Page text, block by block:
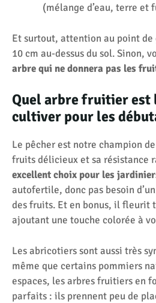
(mélange d’eau, terre et
Et surtout, attention au point
10 cm au-dessus du sol. Sinon,
arbre qui ne donnera pas les
Quel arbre fruitier est
cultiver pour les
Le pêcher est notre champion
fruits délicieux et sa résistance
excellent choix pour les
autofertile, donc pas besoin
des fruits. Et en bonus, il fleurit
ajoutant une touche colorée à
Les abricotiers sont aussi très
même que certains pommiers
espaces, les arbres fruitiers en
parfaits : ils prennent peu de